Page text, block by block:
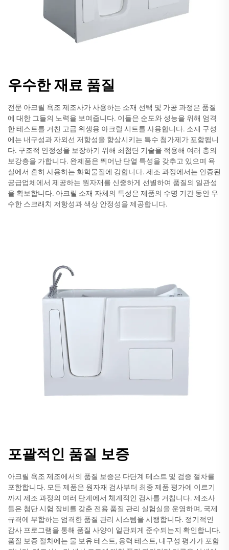
우수한 재료 품질
전문 아크릴 욕조 제조사가 사용하는 소재 선택 및 가공 과정은 품질
에 대한 그들의 노력을 보여줍니다. 이들은 순도와 성능을 위해 엄격
한 테스트를 거친 고급 위생용 아크릴 시트를 사용합니다. 소재 구성
에는 내구성과 자외선 저항성을 향상시키는 특수 첨가제가 포함됩니
다. 구조적 안정성을 보장하기 위해 최첨단 기술을 적용해 여러 층의
보강층을 가합니다. 완제품은 뛰어난 단열 특성을 갖추고 있으며 욕
실에서 흔히 사용하는 화학물질에 강합니다. 제조 과정에서는 인증된
공급업체에서 제공하는 원자재를 신중하게 선별하여 품질의 일관성
을 확보합니다. 아크릴 소재 자체의 특성은 제품의 수명 기간 동안 우
수한 스크래치 저항성과 색상 안정성을 제공합니다.
포괄적인 품질 보증
아크릴 욕조 제조에서의 품질 보증은 다단계 테스트 및 검증 절차를
포함합니다. 모든 제품은 원자재 검사부터 최종 제품 평가에 이르기
까지 제조 과정의 여러 단계에서 체계적인 검사를 거칩니다. 제조사
들은 첨단 시험 장비를 갖춘 전용 품질 관리 실험실을 운영하며, 국제
규격에 부합하는 엄격한 품질 관리 시스템을 시행합니다. 정기적인
감사 프로그램을 통해 품질 사양이 일관되게 준수되는지 확인합니다.
품질 보증 절차에는 물 보유 테스트, 응력 테스트, 내구성 평가가 포함